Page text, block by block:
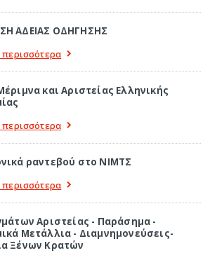
ΑΔΕΙΑΣ ΟΔΗΓΗΣΗΣ
και Αριστείας Ελληνικής
ραντεβού στο ΝΙΜΤΣ
Αριστείας - Παράσημα -
Μετάλλια - Διαμνημονεύσεις-
Ξένων Κρατών